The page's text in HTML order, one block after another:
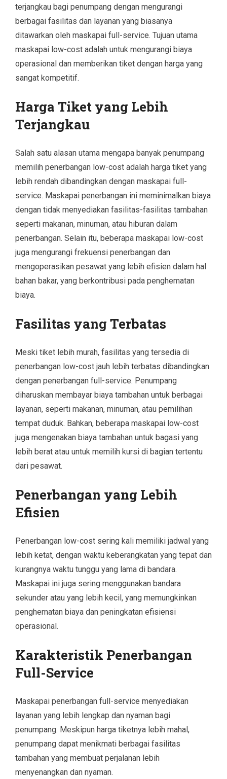
terjangkau bagi penumpang dengan mengurangi
berbagai fasilitas dan layanan yang biasanya
ditawarkan oleh maskapai full-service. Tujuan utama
maskapai low-cost adalah untuk mengurangi biaya
operasional dan memberikan tiket dengan harga yang
sangat kompetitif.
Harga Tiket yang Lebih
Terjangkau
Salah satu alasan utama mengapa banyak penumpang
memilih penerbangan low-cost adalah harga tiket yang
lebih rendah dibandingkan dengan maskapai full-
service. Maskapai penerbangan ini meminimalkan biaya
dengan tidak menyediakan fasilitas-fasilitas tambahan
seperti makanan, minuman, atau hiburan dalam
penerbangan. Selain itu, beberapa maskapai low-cost
juga mengurangi frekuensi penerbangan dan
mengoperasikan pesawat yang lebih efisien dalam hal
bahan bakar, yang berkontribusi pada penghematan
biaya.
Fasilitas yang Terbatas
Meski tiket lebih murah, fasilitas yang tersedia di
penerbangan low-cost jauh lebih terbatas dibandingkan
dengan penerbangan full-service. Penumpang
diharuskan membayar biaya tambahan untuk berbagai
layanan, seperti makanan, minuman, atau pemilihan
tempat duduk. Bahkan, beberapa maskapai low-cost
juga mengenakan biaya tambahan untuk bagasi yang
lebih berat atau untuk memilih kursi di bagian tertentu
dari pesawat.
Penerbangan yang Lebih
Efisien
Penerbangan low-cost sering kali memiliki jadwal yang
lebih ketat, dengan waktu keberangkatan yang tepat dan
kurangnya waktu tunggu yang lama di bandara.
Maskapai ini juga sering menggunakan bandara
sekunder atau yang lebih kecil, yang memungkinkan
penghematan biaya dan peningkatan efisiensi
operasional.
Karakteristik Penerbangan
Full-Service
Maskapai penerbangan full-service menyediakan
layanan yang lebih lengkap dan nyaman bagi
penumpang. Meskipun harga tiketnya lebih mahal,
penumpang dapat menikmati berbagai fasilitas
tambahan yang membuat perjalanan lebih
menyenangkan dan nyaman.